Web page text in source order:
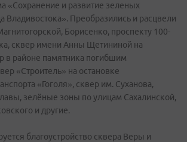
«Сохранение и развитие зеленых
Владивостока». Преобразились и расцвели
Борисенко, проспекту 100-
сквер имени Анны Щетининой на
в районе памятника погибшим
«Строитель» на остановке
«Гоголя», сквер им. Суханова,
зелёные зоны по улицам Сахалинской,
и другие.
благоустройство сквера Веры и